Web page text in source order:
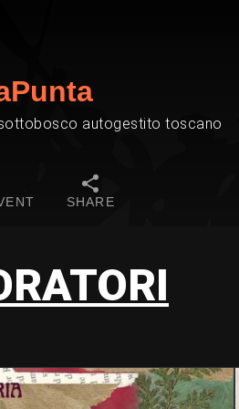
autogestito toscano
SHARE